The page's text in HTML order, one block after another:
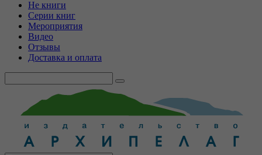
Не книги
Серии книг
Мероприятия
Видео
Отзывы
Доставка и оплата